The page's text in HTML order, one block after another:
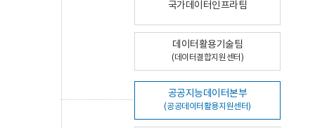
국가데이터인프라팀
데이터활용기술팀
(데이터결합지원센터)
공공지능데이터본부
(공공데이터활용지원센터)